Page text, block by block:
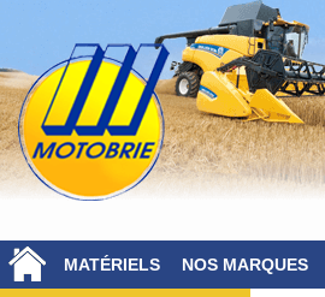
MATÉRIELS NOS MARQUES